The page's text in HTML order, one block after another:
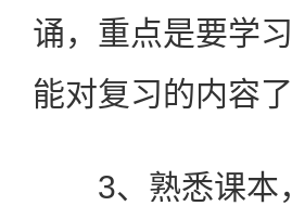
诵，重点是要学
能对复习的内容
3、熟悉课本